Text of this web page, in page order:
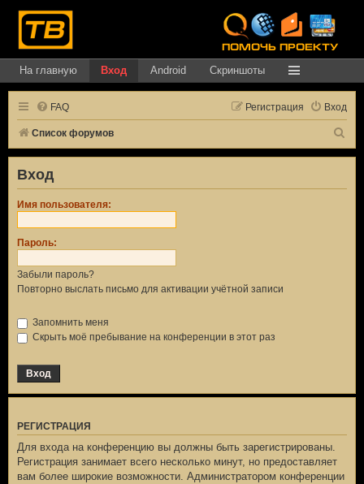
На главную Вход Android Скриншоты
FAQ Вход
Регистрация
Список форумов
Вход
Имя пользователя:
Пароль:
Забыли пароль?
Повторно выслать письмо для активации учётной записи
Запомнить меня
Скрыть моё пребывание на конференции в этот раз
РЕГИСТРАЦИЯ
Для входа на конференцию вы должны быть зарегистрированы.
Регистрация занимает всего несколько минут, но предоставляет
вам более широкие возможности. Администратором конференции